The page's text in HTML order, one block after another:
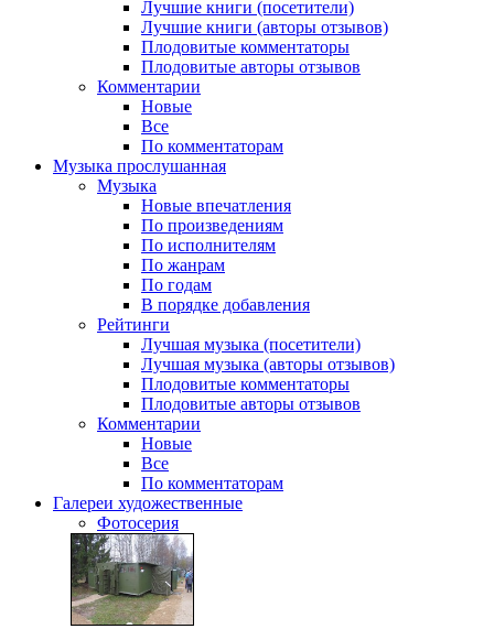
Лучшие книги (посетители)
Лучшие книги (авторы отзывов)
Плодовитые комментаторы
Плодовитые авторы отзывов
Комментарии
Новые
Все
По комментаторам
Музыка прослушанная
Музыка
Новые впечатления
По произведениям
По исполнителям
По жанрам
По годам
В порядке добавления
Рейтинги
Лучшая музыка (посетители)
Лучшая музыка (авторы отзывов)
Плодовитые комментаторы
Плодовитые авторы отзывов
Комментарии
Новые
Все
По комментаторам
Галереи художественные
Фотосерия